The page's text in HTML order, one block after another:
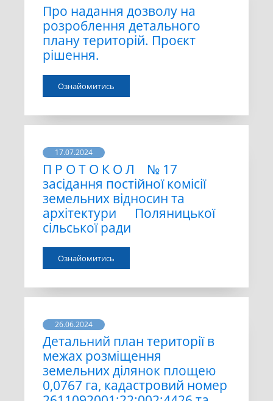
Про надання дозволу на
розроблення детального
плану територій. Проєкт
рішення.
Ознайомитись
17.07.2024
П Р О Т О К О Л № 17
засідання постійної комісії
земельних відносин та
архітектури Поляницької
сільської ради
Ознайомитись
26.06.2024
Детальний план території в
межах розміщення
земельних ділянок площею
0,0767 га, кадастровий номер